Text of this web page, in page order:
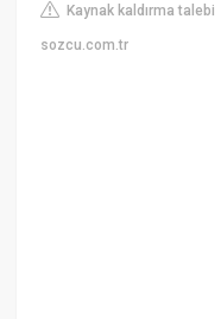
Kaynak kaldırma talebi
sozcu.com.tr